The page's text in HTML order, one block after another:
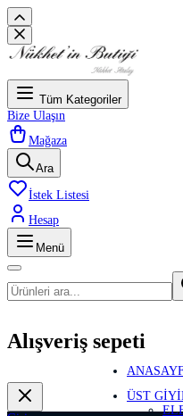
Tüm Kategoriler
Bize Ulaşın
Mağaza
Ara
İstek Listesi
Hesap
Menü
Alışveriş sepeti
ÜST